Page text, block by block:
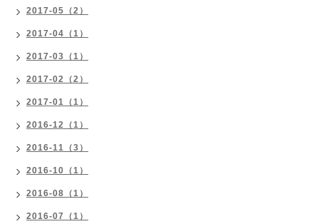
2017-05（2）
2017-04（1）
2017-03（1）
2017-02（2）
2017-01（1）
2016-12（1）
2016-11（3）
2016-10（1）
2016-08（1）
2016-07（1）